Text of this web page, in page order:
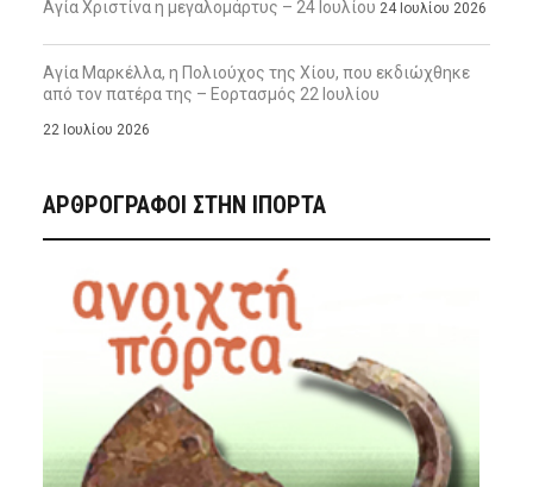
Αγία Χριστίνα η μεγαλομάρτυς – 24 Ιουλίου 24 Ιουλίου 2026
Αγία Μαρκέλλα, η Πολιούχος της Χίου, που εκδιώχθηκε
από τον πατέρα της – Εορτασμός 22 Ιουλίου
22 Ιουλίου 2026
ΑΡΘΡΟΓΡΑΦΟΙ ΣΤΗΝ IΠΟΡΤΑ